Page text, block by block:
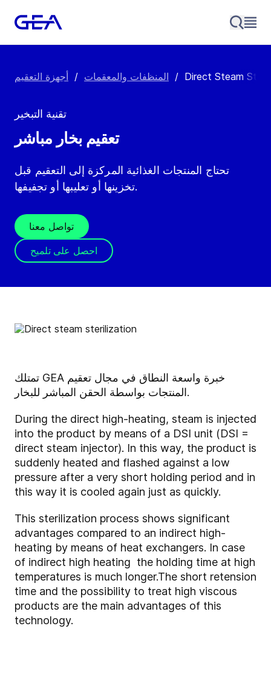
المنظفات والمعقمات / أجهزة التعقيم / Direct Steam
تقنية التبخير
تعقيم بخار مباشر
تحتاج المنتجات الغذائية المركزة إلى التعقيم قبل
تخزينها أو تعليبها أو تجفيفها.
تواصل معنا
احصل على تلميح
تمتلك GEA خبرة واسعة النطاق في مجال تعقيم
المنتجات بواسطة الحقن المباشر للبخار.
During the direct high-heating, steam is injected
into the product by means of a DSI unit (DSI =
direct steam injector). In this way, the product is
suddenly heated and flashed against a low
pressure after a very short holding period and in
this way it is cooled again just as quickly.
This sterilization process shows significant
advantages compared to an indirect high-
heating by means of heat exchangers. In case
of indirect high heating the holding time at high
temperatures is much longer.The short retension
time and the possibility to treat high viscous
products are the main advantages of this
technology.